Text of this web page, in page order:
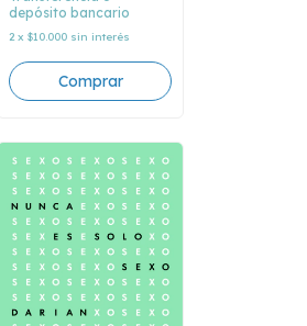
depósito bancario
2 x $10.000 sin interés